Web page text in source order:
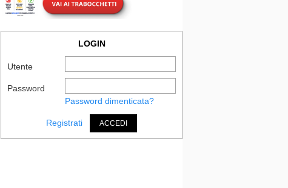
LOGIN
Utente
Password
Password dimenticata?
Registrati ACCEDI